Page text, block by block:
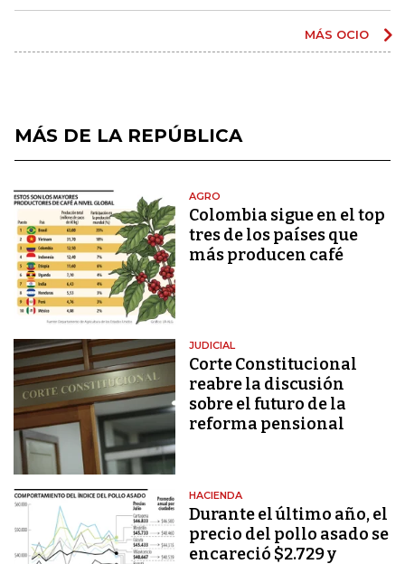
MÁS OCIO
MÁS DE LA REPÚBLICA
AGRO
Colombia sigue en el top
tres de los países que
más producen café
JUDICIAL
Corte Constitucional
reabre la discusión
sobre el futuro de la
reforma pensional
HACIENDA
Durante el último año, el
precio del pollo asado se
encareció $2.729 y